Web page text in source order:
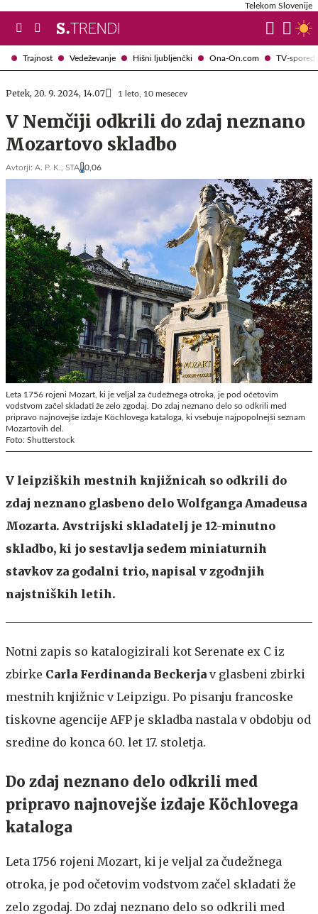
Trajnost Vedeževanje Hišni ljubljenčki Ona-On.com TV-spored
Telekom Slovenije
Petek, 20. 9. 2024, 14.07 1 leto, 10 mesecev
V Nemčiji odkrili do zdaj neznano
Mozartovo skladbo
Avtorji: A. P. K., STA 0,06
Leta 1756 rojeni Mozart, ki je veljal za čudežnega otroka, je pod očetovim
vodstvom začel skladati že zelo zgodaj. Do zdaj neznano delo so odkrili med
pripravo najnovejše izdaje Köchlovega kataloga, ki vsebuje najpopolnejši seznam
Mozartovih del.
Foto: Shutterstock
V leipziških mestnih knjižnicah so odkrili do
zdaj neznano glasbeno delo Wolfganga Amadeusa
Mozarta. Avstrijski skladatelj je 12-minutno
skladbo, ki jo sestavlja sedem miniaturnih
stavkov za godalni trio, napisal v zgodnjih
najstniških letih.
Notni zapis so katalogizirali kot Serenate ex C iz
zbirke Carla Ferdinanda Beckerja v glasbeni zbirki
mestnih knjižnic v Leipzigu. Po pisanju francoske
tiskovne agencije AFP je skladba nastala v obdobju od
sredine do konca 60. let 17. stoletja.
Do zdaj neznano delo odkrili med
pripravo najnovejše izdaje Köchlovega
kataloga
Leta 1756 rojeni Mozart, ki je veljal za čudežnega
otroka, je pod očetovim vodstvom začel skladati že
zelo zgodaj. Do zdaj neznano delo so odkrili med